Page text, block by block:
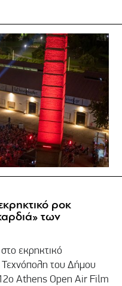
ροκ
των
εκρηκτικό
Τεχνόπολη του Δήμου
Athens Open Air Film